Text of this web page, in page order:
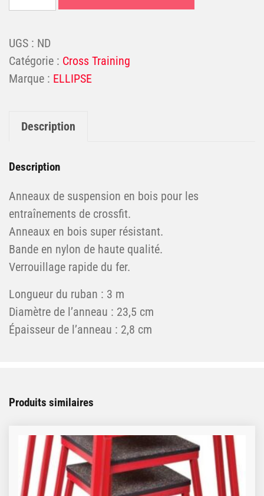
UGS : ND
Catégorie : Cross Training
ELLIPSE
Description
Description
Anneaux de suspension en bois pour les
entraînements de crossfit.
Anneaux en bois super résistant.
Bande en nylon de haute qualité.
Verrouillage rapide du fer.
Longueur du ruban : 3 m
Diamètre de l’anneau : 23,5 cm
Épaisseur de l’anneau : 2,8 cm
Produits similaires
Ce produit a plusieurs variations. Les options